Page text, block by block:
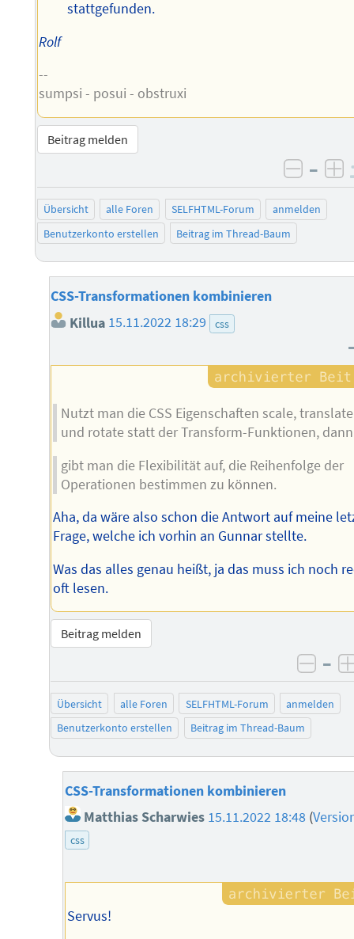
stattgefunden.
Rolf
--
sumpsi - posui - obstruxi
Beitrag melden
–
Übersicht alle Foren SELFHTML-Forum
anmelden
Benutzerkonto erstellen
Beitrag im Thread-Baum
CSS-Transformationen kombinieren
Killua 15.11.2022 18:29 css
Nutzt man die CSS Eigenschaften scale, translate
und rotate statt der Transform-Funktionen, dann
gibt man die Flexibilität auf, die Reihenfolge der
Operationen bestimmen zu können.
Aha, da wäre also schon die Antwort auf meine
Frage, welche ich vorhin an Gunnar stellte.
Was das alles genau heißt, ja das muss ich noch
oft lesen.
Beitrag melden
–
Übersicht alle Foren SELFHTML-Forum
anmelden
Benutzerkonto erstellen
Beitrag im Thread-Baum
CSS-Transformationen kombinieren
Matthias Scharwies 15.11.2022 18:48 (
css
Servus!